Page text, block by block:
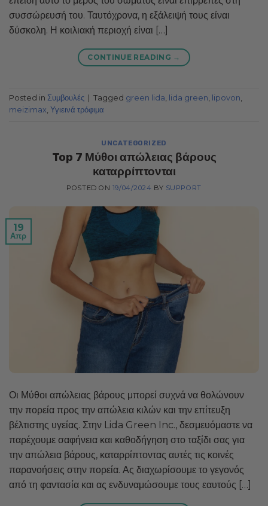
συσσώρευσή του. Ταυτόχρονα, η εξάλειψή τους είναι
δύσκολη. Η κοιλιακή περιοχή είναι […]
CONTINUE READING →
Posted in Συμβουλές Tagged green lida, lida green, lipovon,
meizimax, Υγιεινά τρόφιμα
UNCATEGORIZED
Top 7 Μύθοι απώλειας βάρους
καταρρίπτονται
POSTED ON 19/04/2024 BY SUPPORT
19
Απρ
Οι Μύθοι απώλειας βάρους μπορεί συχνά να θολώνουν
την πορεία προς την απώλεια κιλών και την επίτευξη
βέλτιστης υγείας. Στην Lida Green Inc., δεσμευόμαστε να
παρέχουμε σαφήνεια και καθοδήγηση στο ταξίδι σας για
την απώλεια βάρους, καταρρίπτοντας αυτές τις κοινές
παρανοήσεις στην πορεία. Ας διαχωρίσουμε το γεγονός
από τη φαντασία και ας ενδυναμώσουμε τους εαυτούς […]